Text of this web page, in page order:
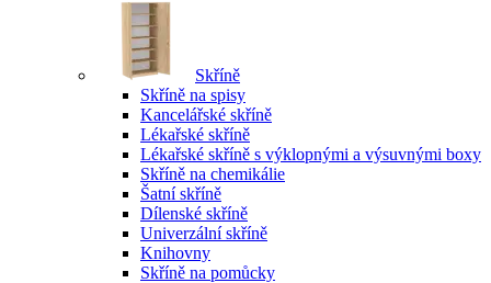
Skříně
Skříně na spisy
Kancelářské skříně
Lékařské skříně
Lékařské skříně s výklopnými a výsuvnými boxy
Skříně na chemikálie
Šatní skříně
Dílenské skříně
Univerzální skříně
Knihovny
Skříně na pomůcky